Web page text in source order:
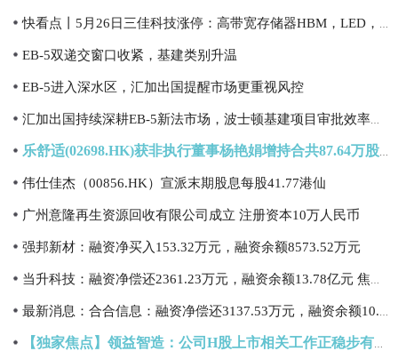
EB-5双递交窗口收紧，基建类别升温
EB-5进入深水区，汇加出国提醒市场更重视风控
伟仕佳杰（00856.HK）宣派末期股息每股41.77港仙
广州意隆再生资源回收有限公司成立 注册资本10万人民币
强邦新材：融资净买入153.32万元，融资余额8573.52万元